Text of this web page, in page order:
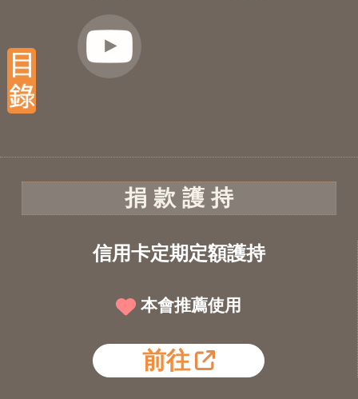
捐 款 護 持
信用卡定期定額護持
本會推薦使用
前往